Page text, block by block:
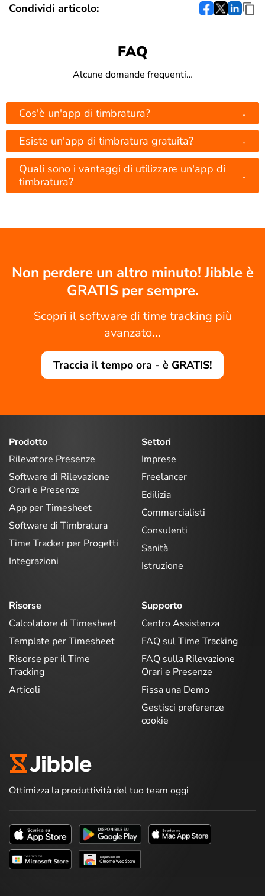
Condividi articolo:
FAQ
Alcune domande frequenti…
Cos'è un'app di timbratura? ↓
Esiste un'app di timbratura gratuita? ↓
Quali sono i vantaggi di utilizzare un'app di
timbratura?
↓
Non perdere un altro minuto! Jibble è
GRATIS per sempre.
Scopri il software di time tracking più
avanzato...
Traccia il tempo ora - è GRATIS!
Prodotto
Rilevatore Presenze
Software di Rilevazione
Orari e Presenze
App per Timesheet
Software di Timbratura
Time Tracker per Progetti
Integrazioni
Settori
Imprese
Freelancer
Edilizia
Commercialisti
Consulenti
Sanità
Istruzione
Risorse
Calcolatore di Timesheet
Template per Timesheet
Risorse per il Time
Tracking
Articoli
Supporto
Centro Assistenza
FAQ sul Time Tracking
FAQ sulla Rilevazione
Orari e Presenze
Fissa una Demo
Gestisci preferenze
cookie
Ottimizza la produttività del tuo team oggi